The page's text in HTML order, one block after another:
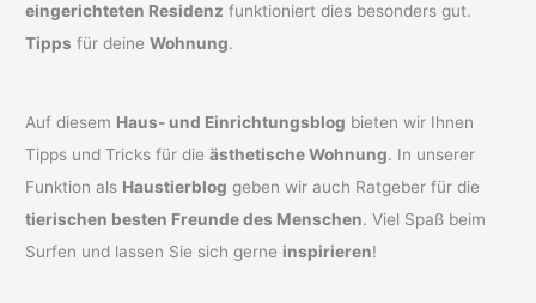
eingerichteten Residenz funktioniert dies besonders gut.
Tipps für deineWohnung.
Auf diesem Haus- und Einrichtungsblog bieten wir Ihnen
Tipps und Tricks für dieästhetische Wohnung. In unserer
Funktion als Haustierblog geben wir auch Ratgeber für die
tierischen besten Freunde des Menschen. Viel Spaß beim
Surfen und lassen Sie sich gerne inspirieren!